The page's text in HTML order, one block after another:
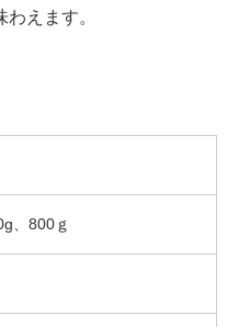
えます。
、800ｇ